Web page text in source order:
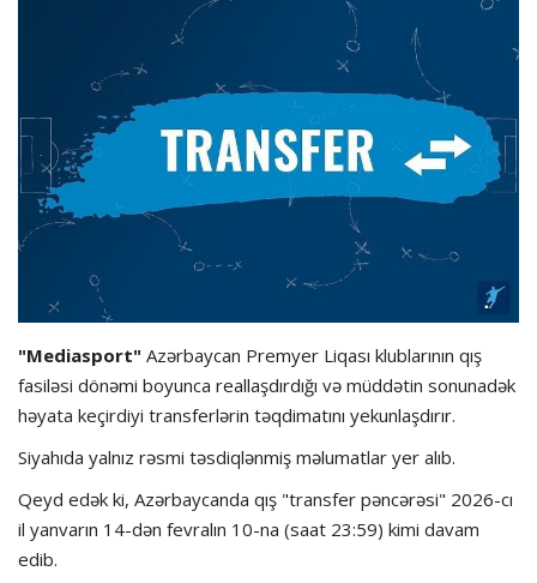
Olimpiada
Layihə
Formula 1
İdman növləri
"Mediasport" Azərbaycan Premyer Liqası klublarının qış
fasiləsi dönəmi boyunca reallaşdırdığı və müddətin sonunadək
həyata keçirdiyi transferlərin təqdimatını yekunlaşdırır.
Siyahıda yalnız rəsmi təsdiqlənmiş məlumatlar yer alıb.
Qeyd edək ki, Azərbaycanda qış "transfer pəncərəsi" 2026-cı
il yanvarın 14-dən fevralın 10-na (saat 23:59) kimi davam
edib.